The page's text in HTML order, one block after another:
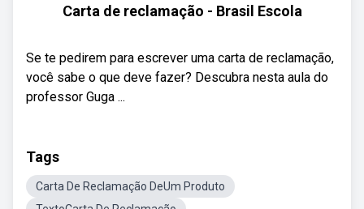
Carta de reclamação - Brasil Escola
Se te pedirem para escrever uma carta de reclamação,
você sabe o que deve fazer? Descubra nesta aula do
professor Guga ...
Tags
Carta De Reclamação DeUm Produto